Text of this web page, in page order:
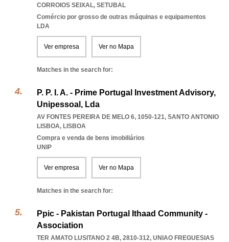
CORROIOS SEIXAL, SETUBAL
Comércio por grosso de outras máquinas e equipamentos
LDA
Ver empresa Ver no Mapa
Matches in the search for:
P. P. I. A. - Prime Portugal Investment Advisory,
Unipessoal, Lda
AV FONTES PEREIRA DE MELO 6, 1050-121, SANTO ANTONIO
LISBOA, LISBOA
Compra e venda de bens imobiliários
UNIP
Ver empresa Ver no Mapa
Matches in the search for:
Ppic - Pakistan Portugal Ithaad Community -
Association
TER AMATO LUSITANO 2 4B, 2810-312, UNIAO FREGUESIAS